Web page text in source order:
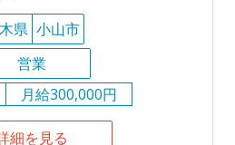
県 小山市
営業
月給300,000円
細を見る